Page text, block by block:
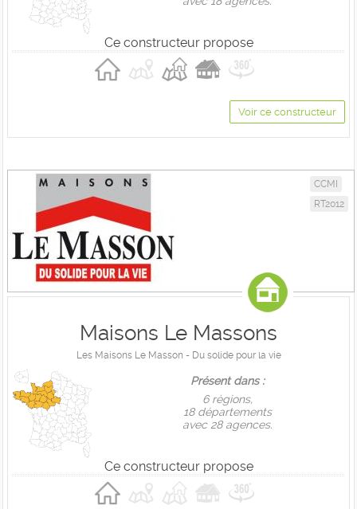
Ce constructeur propose
Voir ce constructeur
CCMI
RT2012
Maisons Le Massons
Les Maisons Le Masson - Du solide pour la vie
Présent dans :
6 règions,
18 départements
avec 28 agences.
Ce constructeur propose